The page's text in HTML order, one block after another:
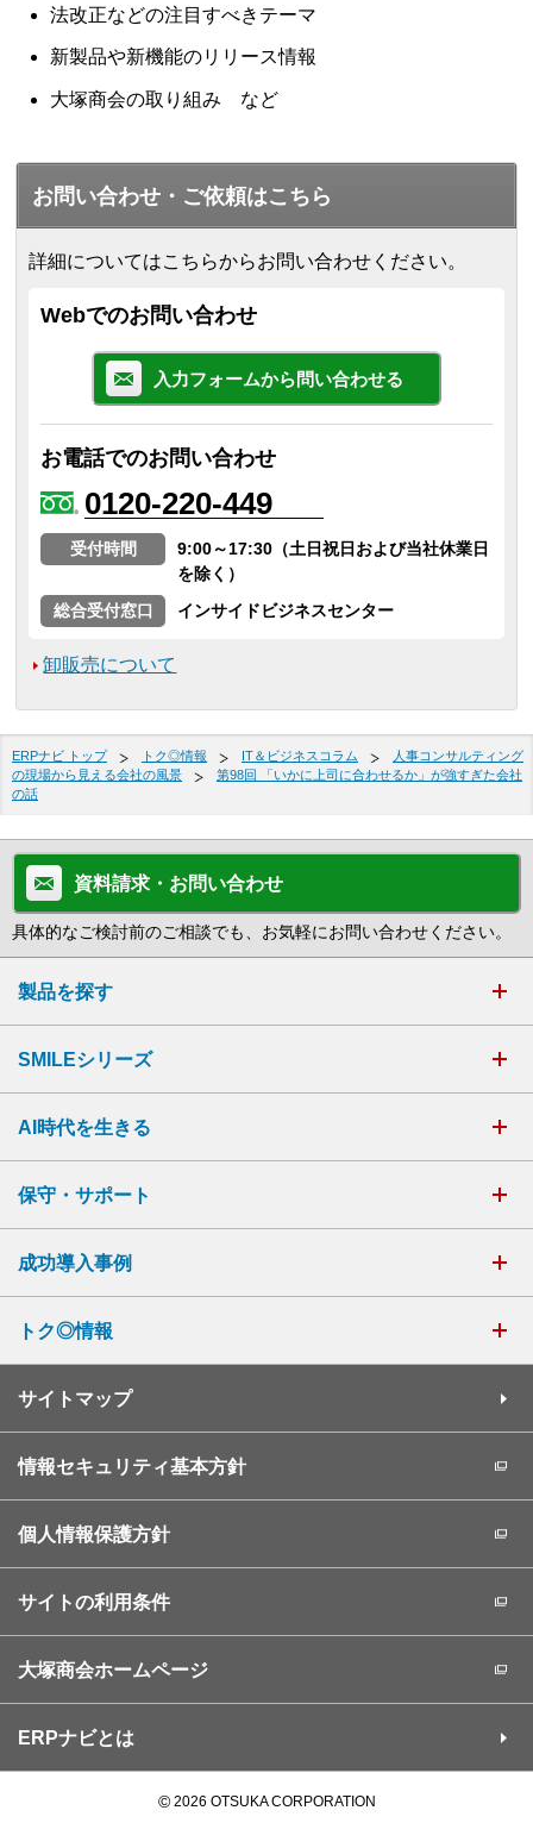
法改正などの注目すべきテーマ
新製品や新機能のリリース情報
大塚商会の取り組み など
お問い合わせ・ご依頼はこちら
詳細についてはこちらからお問い合わせください。
Webでのお問い合わせ
入力フォームから問い合わせる
お電話でのお問い合わせ
0120-220-449
受付時間
9:00～17:30（土日祝日および当社休業日
を除く）
総合受付窓口
インサイドビジネスセンター
卸販売について
ERPナビ トップ トク◎情報 IT＆ビジネスコラム
人事コンサルティング
の現場から見える会社の風景
第98回 「いかに上司に合わせるか」が強すぎた会社
の話
資料請求・お問い合わせ
具体的なご検討前のご相談でも、お気軽にお問い合わせください。
製品を探す
SMILEシリーズ
AI時代を生きる
保守・サポート
成功導入事例
トク◎情報
サイトマップ
情報セキュリティ基本方針
個人情報保護方針
サイトの利用条件
大塚商会ホームページ
ERPナビとは
©2026 OTSUKA CORPORATION